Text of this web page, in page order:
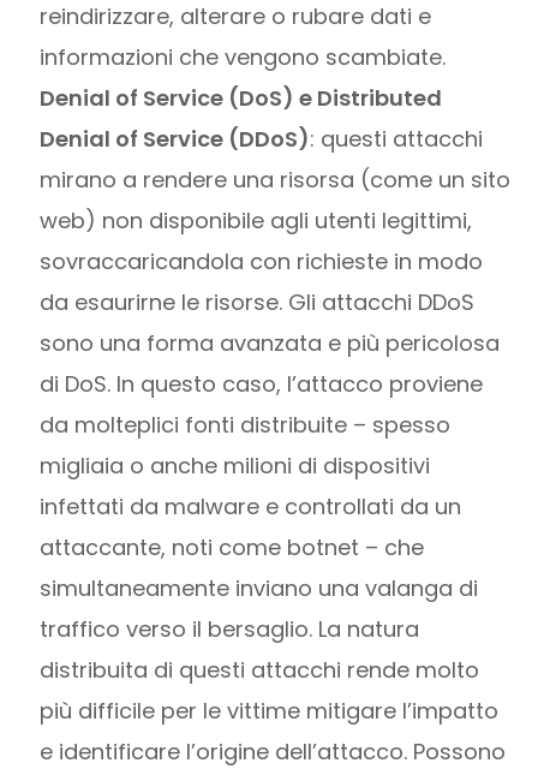
reindirizzare, alterare o rubare dati e
informazioni che vengono scambiate.
Denial of Service (DoS) e Distributed
Denial of Service (DDoS): questi attacchi
mirano a rendere una risorsa (come un sito
web) non disponibile agli utenti legittimi,
sovraccaricandola con richieste in modo
da esaurirne le risorse. Gli attacchi DDoS
sono una forma avanzata e più pericolosa
di DoS. In questo caso, l’attacco proviene
da molteplici fonti distribuite – spesso
migliaia o anche milioni di dispositivi
infettati da malware e controllati da un
attaccante, noti come botnet – che
simultaneamente inviano una valanga di
traffico verso il bersaglio. La natura
distribuita di questi attacchi rende molto
più difficile per le vittime mitigare l’impatto
e identificare l’origine dell’attacco. Possono